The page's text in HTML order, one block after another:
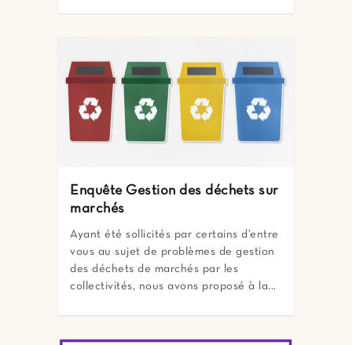
Enquête Gestion des déchets sur
marchés
Ayant été sollicités par certains d’entre
vous au sujet de problèmes de gestion
des déchets de marchés par les
collectivités, nous avons proposé à la...